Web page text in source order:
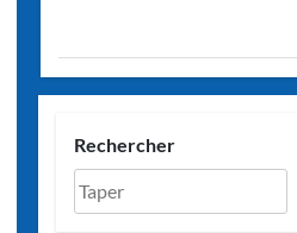
Rechercher